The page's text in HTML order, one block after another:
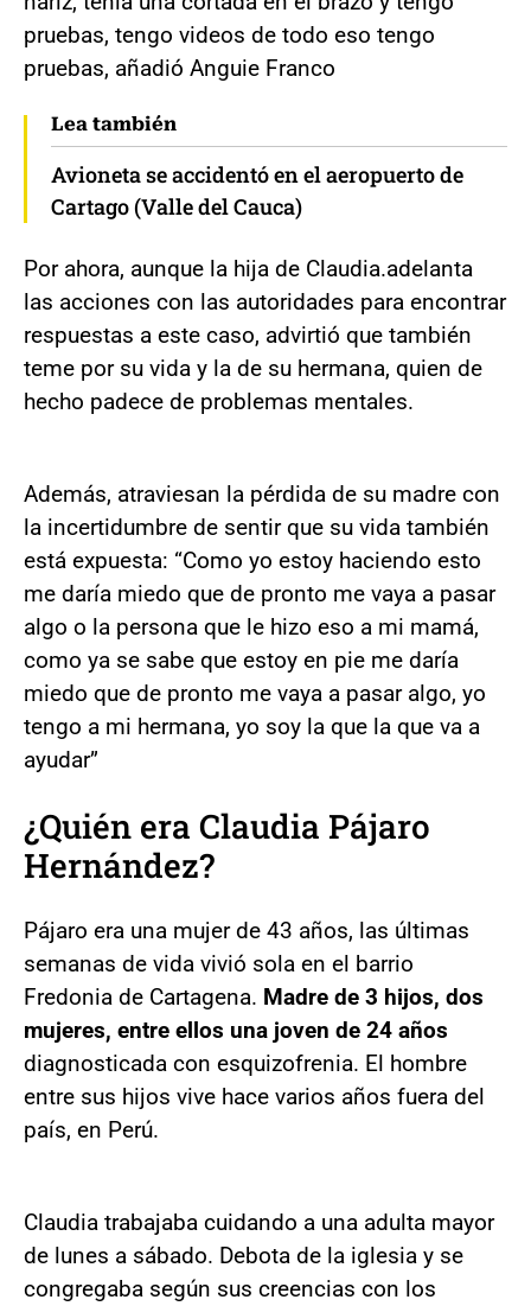
pruebas, tengo videos de todo eso tengo
pruebas, añadió Anguie Franco
Lea también
Avioneta se accidentó en el aeropuerto de
Cartago (Valle del Cauca)
Por ahora, aunque la hija de Claudia.adelanta
las acciones con las autoridades para encontrar
respuestas a este caso, advirtió que también
teme por su vida y la de su hermana, quien de
hecho padece de problemas mentales.
Además, atraviesan la pérdida de su madre con
la incertidumbre de sentir que su vida también
está expuesta: “Como yo estoy haciendo esto
me daría miedo que de pronto me vaya a pasar
algo o la persona que le hizo eso a mi mamá,
como ya se sabe que estoy en pie me daría
miedo que de pronto me vaya a pasar algo, yo
tengo a mi hermana, yo soy la que la que va a
ayudar”
¿Quién era Claudia Pájaro
Hernández?
Pájaro era una mujer de 43 años, las últimas
semanas de vida vivió sola en el barrio
Fredonia de Cartagena. Madre de 3 hijos, dos
mujeres, entre ellos una joven de 24 años
diagnosticada con esquizofrenia. El hombre
entre sus hijos vive hace varios años fuera del
país, en Perú.
Claudia trabajaba cuidando a una adulta mayor
de lunes a sábado. Debota de la iglesia y se
congregaba según sus creencias con los